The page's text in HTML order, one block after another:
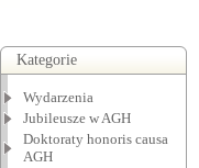
Kategorie
Wydarzenia
Jubileusze w AGH
Doktoraty honoris causa
AGH